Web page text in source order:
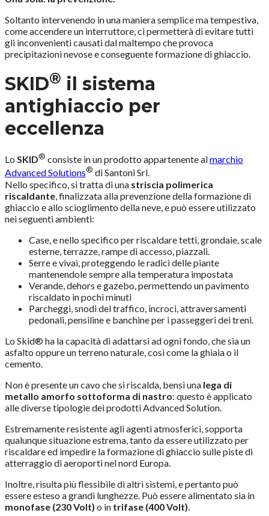
Soltanto intervenendo in una maniera semplice ma tempestiva,
come accendere un interruttore, ci permetterà di evitare tutti
gli inconvenienti causati dal maltempo che provoca
precipitazioni nevose e conseguente formazione di ghiaccio.
SKID® il sistema
antighiaccio per
eccellenza
Lo SKID® consiste in un prodotto appartenente almarchio
Advanced Solutions® di Santoni Srl.
Nello specifico, si tratta di una striscia polimerica
riscaldante , finalizzata alla prevenzione della formazione di
ghiaccio e allo scioglimento della neve, e può essere utilizzato
nei seguenti ambienti:
Case, e nello specifico per riscaldare tetti, grondaie, scale
esterne, terrazze, rampe di accesso, piazzali.
Serre e vivai, proteggendo le radici delle piante
mantenendole sempre alla temperatura impostata
Verande, dehors e gazebo, permettendo un pavimento
riscaldato in pochi minuti
Parcheggi, snodi del traffico, incroci, attraversamenti
pedonali, pensiline e banchine per i passeggeri dei treni.
Lo Skid® ha la capacità di adattarsi ad ogni fondo, che sia un
asfalto oppure un terreno naturale, così come la ghiaia o il
cemento.
Non è presente un cavo che si riscalda, bensì una lega di
metallo amorfo sottoforma di nastro: questo è applicato
alle diverse tipologie dei prodotti Advanced Solution.
Estremamente resistente agli agenti atmosferici, sopporta
qualunque situazione estrema, tanto da essere utilizzato per
riscaldare ed impedire la formazione di ghiaccio sulle piste di
atterraggio di aeroporti nel nord Europa.
Inoltre, risulta più flessibile di altri sistemi, e pertanto può
essere esteso a grandi lunghezze. Può essere alimentato sia in
monofase (230 Volt) o in trifase (400 Volt)